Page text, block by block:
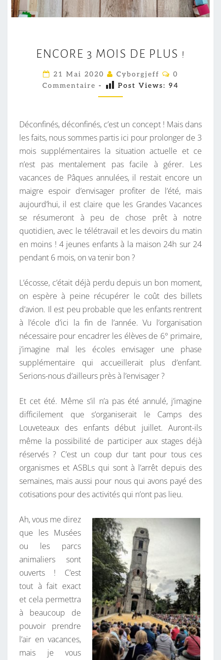
N
C
O
R
3
M
O
I
S
D
E
P
L
U
S
ENCORE 3 MOIS DE PLUS !
21 Mai 2020 Cyborgjeff
C
M
T
A
I
R
E
S
0
Commentaire - Post Views: 94
Déconfinés, déconfinés, c’est un concept ! Mais dans
les faits, nous sommes partis ici pour prolonger de 3
mois supplémentaires la situation actuelle et ce
n’est pas mentalement pas facile à gérer. Les
vacances de Pâques annulées, il restait encore un
maigre espoir d’envisager profiter de l’été, mais
aujourd’hui, il est claire que les Grandes Vacances
se résumeront à peu de chose prêt à notre
quotidien, avec le télétravail et les devoirs du matin
en moins ! 4 jeunes enfants à la maison 24h sur 24
pendant 6 mois, on va tenir bon ?
L’écosse, c’était déjà perdu depuis un bon moment,
on espère à peine récupérer le coût des billets
d’avion. Il est peu probable que les enfants rentrent
à l’école d’ici la fin de l’année. Vu l’organisation
nécessaire pour encadrer les élèves de 6° primaire,
j’imagine mal les écoles envisager une phase
supplémentaire qui accueillerait plus d’enfant.
Serions-nous d’ailleurs près à l’envisager ?
Et cet été. Même s’il n’a pas été annulé, j’imagine
difficilement que s’organiserait le Camps des
Louveteaux des enfants début juillet. Auront-ils
même la possibilité de participer aux stages déjà
réservés ? C’est un coup dur tant pour tous ces
organismes et ASBLs qui sont à l’arrêt depuis des
semaines, mais aussi pour nous qui avons payé des
cotisations pour des activités qui n’ont pas lieu.
Ah, vous me direz
que les Musées
ou les parcs
animaliers sont
ouverts ! C’est
tout à fait exact
et cela permettra
à beaucoup de
pouvoir prendre
l’air en vacances,
mais je vous